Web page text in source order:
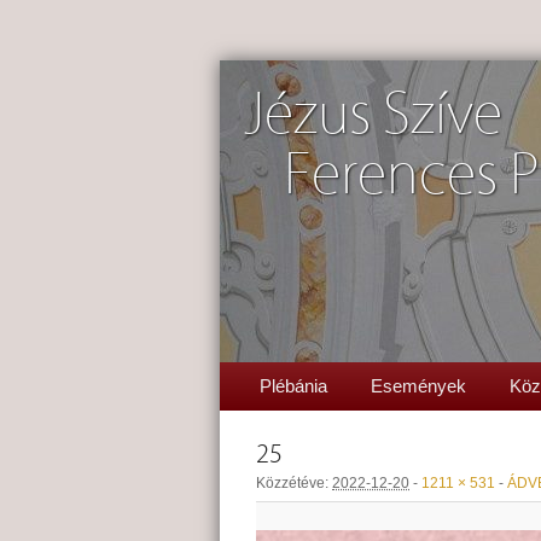
Jézus Szíve
Ferences
Plébánia Események
25
Közzétéve: 2022-12-20 - 1211 × 531 -